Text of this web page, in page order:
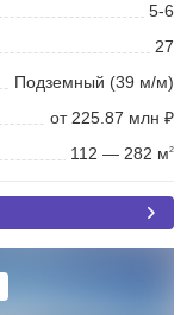
5-6
27
Подземный (39 м/м)
от 225.87 млн ₽
112 — 282 м2